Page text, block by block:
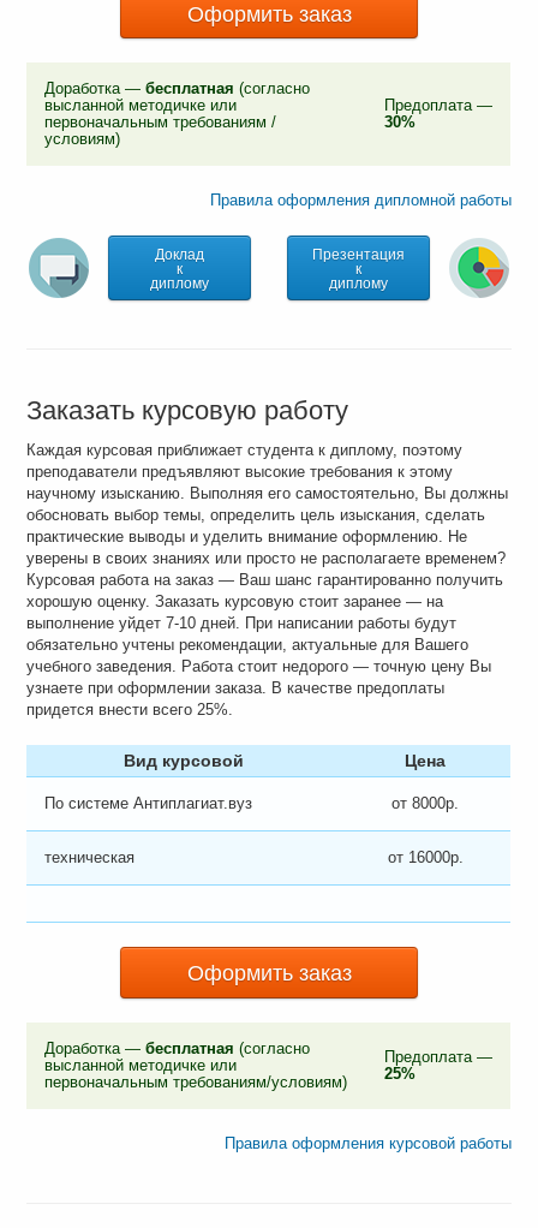
Оформить заказ
Доработка —бесплатная (согласно
высланной методичке или
первоначальным требованиям /
условиям)
Предоплата —
30%
Правила оформления дипломной работы
Доклад
к
диплому
Презентация
к
диплому
Заказать курсовую работу
Каждая курсовая приближает студента к диплому, поэтому
преподаватели предъявляют высокие требования к этому
научному изысканию. Выполняя его самостоятельно, Вы должны
обосновать выбор темы, определить цель изыскания, сделать
практические выводы и уделить внимание оформлению. Не
уверены в своих знаниях или просто не располагаете временем?
Курсовая работа на заказ — Ваш шанс гарантированно получить
хорошую оценку. Заказать курсовую стоит заранее — на
выполнение уйдет 7-10 дней. При написании работы будут
обязательно учтены рекомендации, актуальные для Вашего
учебного заведения. Работа стоит недорого — точную цену Вы
узнаете при оформлении заказа. В качестве предоплаты
придется внести всего 25%.
Вид курсовой Цена
По системе Антиплагиат.вуз от 8000р.
техническая от 16000р.
Оформить заказ
Доработка —бесплатная (согласно
высланной методичке или
первоначальным требованиям/условиям)
Предоплата —
25%
Правила оформления курсовой работы